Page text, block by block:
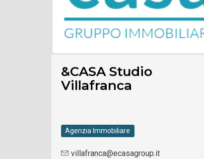
&CASA Studio
Villafranca
Agenzia Immobiliare
villafranca@ecasagroup.it